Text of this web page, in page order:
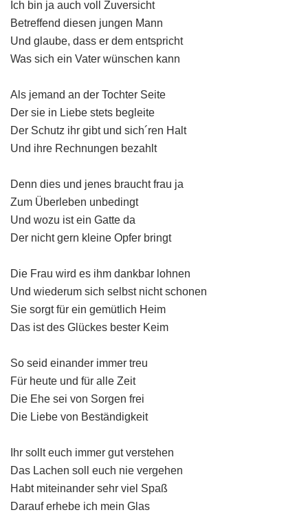
Ich bin ja auch voll Zuversicht
Betreffend diesen jungen Mann
Und glaube, dass er dem entspricht
Was sich ein Vater wünschen kann
Als jemand an der Tochter Seite
Der sie in Liebe stets begleite
Der Schutz ihr gibt und sich´ren Halt
Und ihre Rechnungen bezahlt
Denn dies und jenes braucht frau ja
Zum Überleben unbedingt
Und wozu ist ein Gatte da
Der nicht gern kleine Opfer bringt
Die Frau wird es ihm dankbar lohnen
Und wiederum sich selbst nicht schonen
Sie sorgt für ein gemütlich Heim
Das ist des Glückes bester Keim
So seid einander immer treu
Für heute und für alle Zeit
Die Ehe sei von Sorgen frei
Die Liebe von Beständigkeit
Ihr sollt euch immer gut verstehen
Das Lachen soll euch nie vergehen
Habt miteinander sehr viel Spaß
Darauf erhebe ich mein Glas